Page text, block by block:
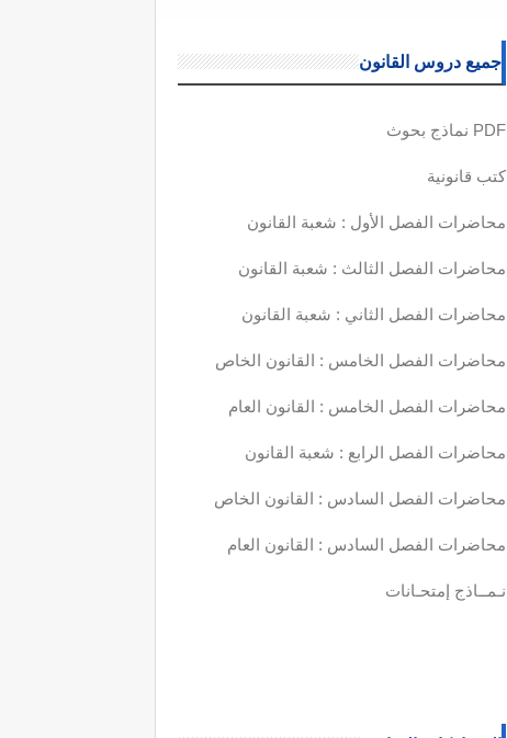
جميع دروس القانون
PDF نماذج بحوث
كتب قانونية
محاضرات الفصل الأول : شعبة القانون
محاضرات الفصل الثالث : شعبة القانون
محاضرات الفصل الثاني : شعبة القانون
محاضرات الفصل الخامس : القانون الخاص
محاضرات الفصل الخامس : القانون العام
محاضرات الفصل الرابع : شعبة القانون
محاضرات الفصل السادس : القانون الخاص
محاضرات الفصل السادس : القانون العام
نـمــاذج إمتحـانات